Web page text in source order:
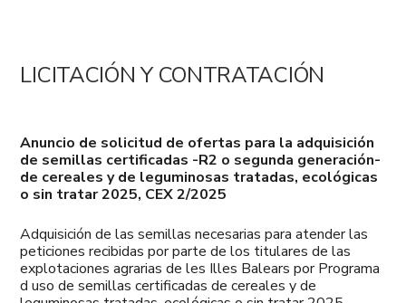
LICITACIÓN Y CONTRATACIÓN
Anuncio de solicitud de ofertas para la adquisición
de semillas certificadas -R2 o segunda generación-
de cereales y de leguminosas tratadas, ecológicas
o sin tratar 2025, CEX 2/2025
Adquisición de las semillas necesarias para atender las
peticiones recibidas por parte de los titulares de las
explotaciones agrarias de les Illes Balears por Programa
d uso de semillas certificadas de cereales y de